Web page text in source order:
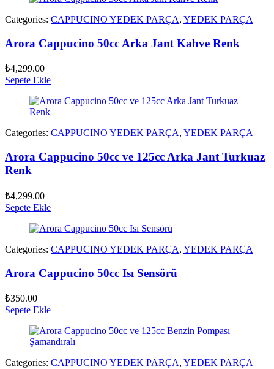
Categories: CAPPUCINO YEDEK PARÇA, YEDEK PARÇA
Arora Cappucino 50cc Arka Jant Kahve Renk
₺4,299.00
Sepete Ekle
Categories: CAPPUCINO YEDEK PARÇA, YEDEK PARÇA
Arora Cappucino 50cc ve 125cc Arka Jant Turkuaz
Renk
₺4,299.00
Sepete Ekle
Categories: CAPPUCINO YEDEK PARÇA, YEDEK PARÇA
Arora Cappucino 50cc Isı Sensörü
₺350.00
Sepete Ekle
Categories: CAPPUCINO YEDEK PARÇA, YEDEK PARÇA